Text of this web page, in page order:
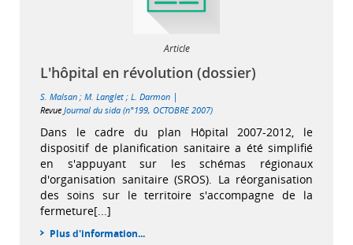
Article
L'hôpital en révolution (dossier)
S. Malsan ; M. Langlet ; L. Darmon |
Revue Journal du sida (n°199, OCTOBRE 2007)
Dans le cadre du plan Hôpital 2007-2012, le
dispositif de planification sanitaire a été simplifié
en s'appuyant sur les schémas régionaux
d'organisation sanitaire (SROS). La réorganisation
des soins sur le territoire s'accompagne de la
fermeture[...]
Plus d'information...